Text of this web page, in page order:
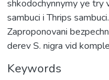
shkodochynnymy ye try
sambuci i Thrips
Zaproponovani
derev S. nigra vid
Keywords